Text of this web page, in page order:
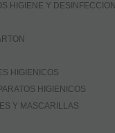
HIGIENE Y DESINFECCION
HIGIENICOS
HIGIENICOS
Y MASCARILLAS